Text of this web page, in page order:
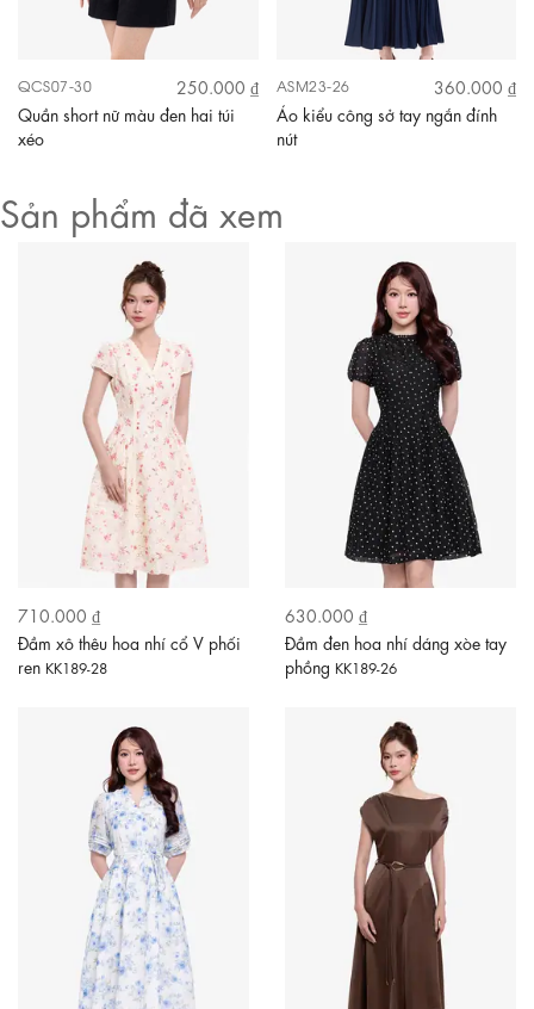
QCS07-30
250.000 ₫
Quần short nữ màu đen hai túi
xéo
ASM23-26
360.000 ₫
Áo kiểu công sở tay ngắn đính
nút
Sản phẩm đã xem
710.000 ₫
Đầm xô thêu hoa nhí cổ V phối
ren KK189-28
630.000 ₫
Đầm đen hoa nhí dáng xòe tay
phồng KK189-26